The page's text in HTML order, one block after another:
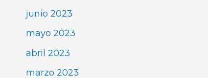
junio 2023
mayo 2023
abril 2023
marzo 2023